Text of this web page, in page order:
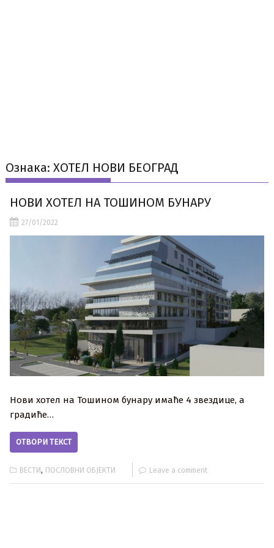
Ознака:ХОТЕЛ НОВИ БЕОГРАД
НОВИ ХОТЕЛ НА ТОШИНОМ БУНАРУ
27/01/2022
Нови хотел на Тошином бунару имаће 4 звездице, а
градиће…
ОТВОРИ ТЕКСТ
ВЕСТИ, ПОСЛОВНИ ОБЈЕКТИ Leave a comment